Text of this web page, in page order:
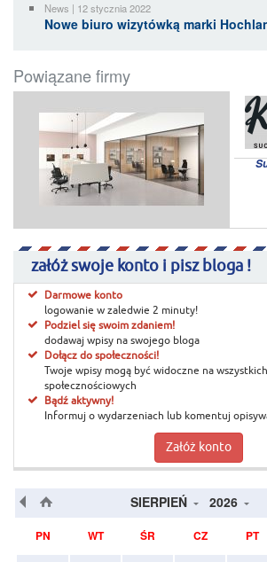
News | 12 stycznia 2022
Nowe biuro wizytówką marki
Powiązane firmy
załóż swoje konto i pisz bloga !
Darmowe konto
logowanie w zaledwie 2 minuty!
Podziel się swoim zdaniem!
dodawaj wpisy na swojego bloga
Dołącz do społeczności!
Twoje wpisy mogą być widoczne na
społecznościowych
Bądź aktywny!
Informuj o wydarzeniach lub komentuj
Załóż konto
SIERPIEŃ 2026
PN WT ŚR CZ PT